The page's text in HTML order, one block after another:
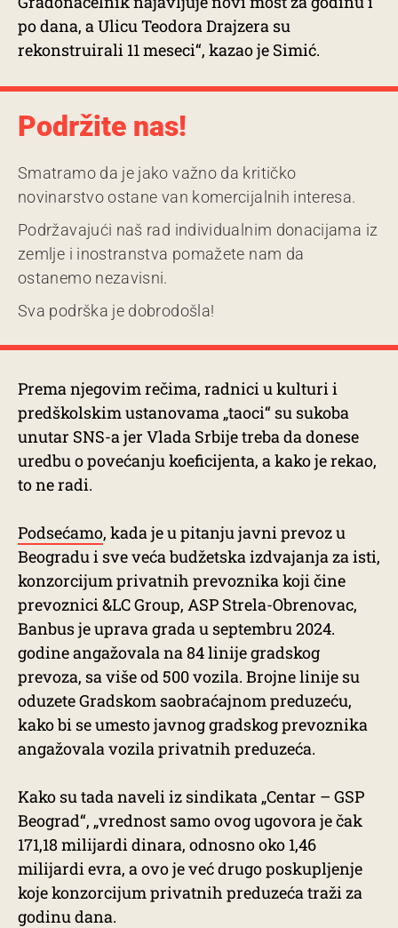
po dana, a Ulicu Teodora Drajzera su
rekonstruirali 11 meseci“, kazao je Simić.
Podržite nas!
Smatramo da je jako važno da kritičko
novinarstvo ostane van komercijalnih interesa.
Podržavajući naš rad individualnim donacijama iz
zemlje i inostranstva pomažete nam da
ostanemo nezavisni.
Sva podrška je dobrodošla!
Prema njegovim rečima, radnici u kulturi i
predškolskim ustanovama „taoci“ su sukoba
unutar SNS-a jer Vlada Srbije treba da donese
uredbu o povećanju koeficijenta, a kako je rekao,
to ne radi.
Podsećamo, kada je u pitanju javni prevoz u
Beogradu i sve veća budžetska izdvajanja za isti,
konzorcijum privatnih prevoznika koji čine
prevoznici &LC Group, ASP Strela-Obrenovac,
Banbus je uprava grada u septembru 2024.
godine angažovala na 84 linije gradskog
prevoza, sa više od 500 vozila. Brojne linije su
oduzete Gradskom saobraćajnom preduzeću,
kako bi se umesto javnog gradskog prevoznika
angažovala vozila privatnih preduzeća.
Kako su tada naveli iz sindikata „Centar – GSP
Beograd“, „vrednost samo ovog ugovora je čak
171,18 milijardi dinara, odnosno oko 1,46
milijardi evra, a ovo je već drugo poskupljenje
koje konzorcijum privatnih preduzeća traži za
godinu dana.